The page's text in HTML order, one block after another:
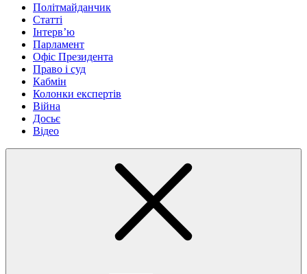
Політмайданчик
Статті
Інтервʼю
Парламент
Офіс Президента
Право і суд
Кабмін
Колонки експертів
Війна
Досьє
Відео